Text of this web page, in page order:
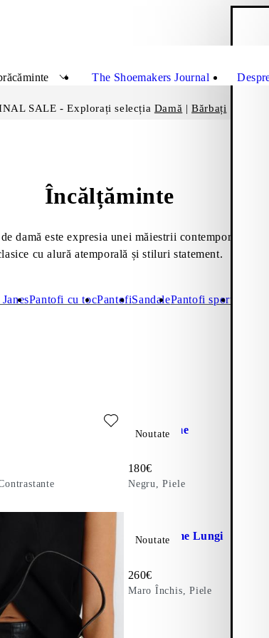
The Shoemakers Journal
SALE - Explorați selecția Damă |Bărbați
Încălțăminte
damă este expresia unei măiestrii contemporane.
cu alură atemporală și stiluri statement.
Pantofi cu tocPantofiSandalePantofi sport
CIZME (Negru, Piele/Borduri Contrastante)
Vega Cizme
Noutate
Preț:
180€
Negru, Piele
Livia Cizme Lungi
Noutate
Preț:
260€
Maro Închis, Piele
Adăugați la favorite: LIVIA